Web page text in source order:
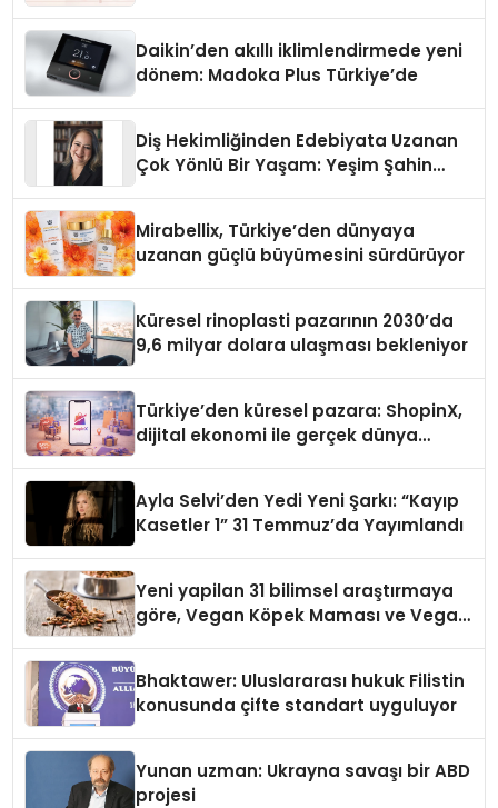
Daikin’den akıllı iklimlendirmede yeni
dönem: Madoka Plus Türkiye’de
Diş Hekimliğinden Edebiyata Uzanan
Çok Yönlü Bir Yaşam: Yeşim Şahin
Mirabellix, Türkiye’den dünyaya
uzanan güçlü büyümesini sürdürüyor
Küresel rinoplasti pazarının 2030’da
9,6 milyar dolara ulaşması bekleniyor
Türkiye’den küresel pazara: ShopinX,
dijital ekonomi ile gerçek dünya
Ayla Selvi’den Yedi Yeni Şarkı: “Kayıp
Kasetler 1” 31 Temmuz’da Yayımlandı
Yeni yapilan 31 bilimsel araştırmaya
göre, Vegan Köpek Maması ve Vegan
Bhaktawer: Uluslararası hukuk Filistin
konusunda çifte standart uyguluyor
Yunan uzman: Ukrayna savaşı bir ABD
projesi